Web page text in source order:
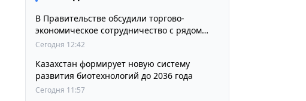
В Правительстве обсудили торгово-
экономическое сотрудничество с рядом
стран
Сегодня 12:42
Казахстан формирует новую систему
развития биотехнологий до 2036 года
Сегодня 11:57